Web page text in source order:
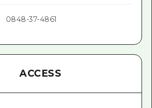
0848-37-4861
ACCESS